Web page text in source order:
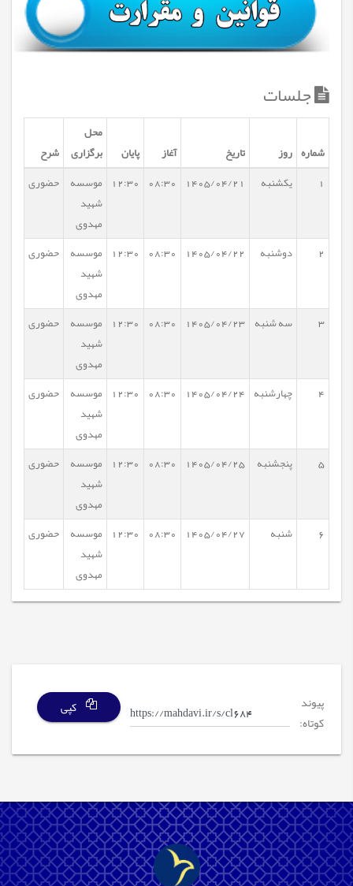
جلسات
شماره روز تاریخ آغاز پایان
محل
برگزاری شرح
1
یکشنبه 1405/04/21
08:30
12:30 موسسه
شهید
مهدوی
حضوری
2 دوشنبه 1405/04/22
08:30
12:30 موسسه
شهید
مهدوی
حضوری
3 سه شنبه 1405/04/23
08:30
12:30 موسسه
شهید
مهدوی
حضوری
4 چهارشنبه 1405/04/24
08:30
12:30 موسسه
شهید
مهدوی
حضوری
5 پنجشنبه 1405/04/25
08:30
12:30 موسسه
شهید
مهدوی
حضوری
6 شنبه 1405/04/27
08:30
12:30 موسسه
شهید
مهدوی
حضوری
پیوند
کوتاه:
کپی